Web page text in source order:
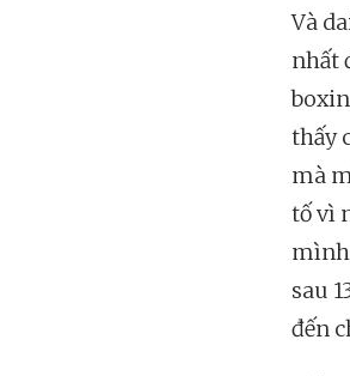
Và
nhất
thấy
mà
tố vì
mình
sau
đến